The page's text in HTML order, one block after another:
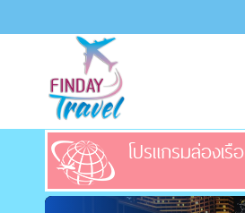
โปรแกรมล่องเรือ